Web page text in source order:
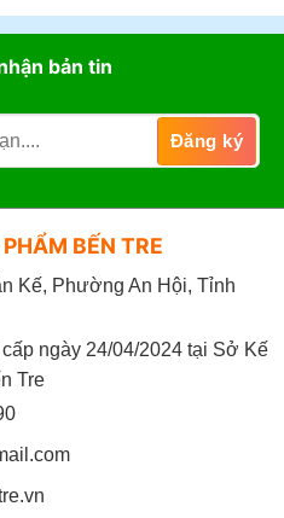
bản tin
BẾN TRE
Kế, Phường An Hội, Tỉnh
ngày 24/04/2024 tại Sở Kế
Tre